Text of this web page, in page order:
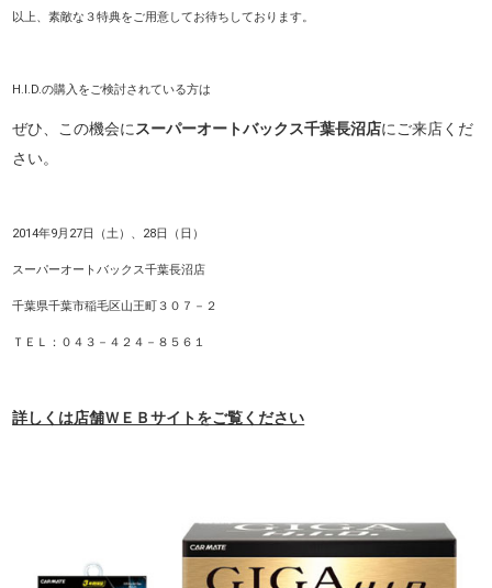
以上、素敵な３特典をご用意してお待ちしております。
H.I.D.の購入をご検討されている方は
ぜひ、この機会に スーパーオートバックス千葉長沼店に ご来店くだ
さい。
2014年9月27日（土）、28日（日）
スーパーオートバックス千葉長沼店
千葉県千葉市稲毛区山王町３０７－２
ＴＥＬ：０４３－４２４－８５６１
詳しくは店舗ＷＥＢサイトをご覧ください